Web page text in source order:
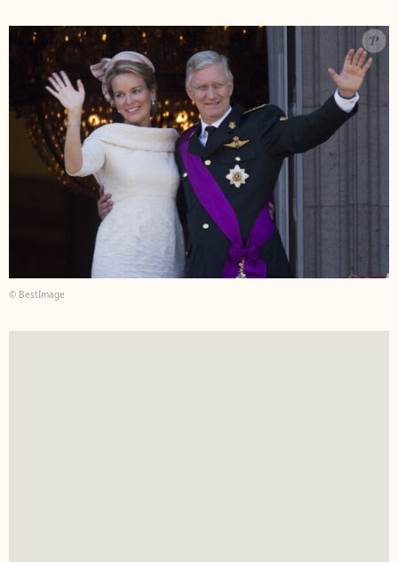
© BestImage